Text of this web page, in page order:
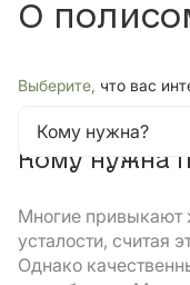
О
Выберите, что вас
Кому нужна?
Кому нужна
Многие привыкают
усталости, считая
Однако